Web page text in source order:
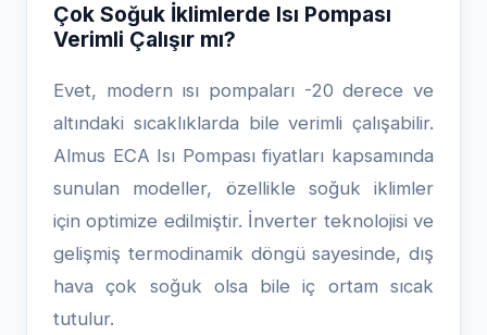
Çok Soğuk İklimlerde Isı Pompası
Verimli Çalışır mı?
Evet, modern ısı pompaları -20 derece ve
altındaki sıcaklıklarda bile verimli çalışabilir.
Almus ECA Isı Pompası fiyatları kapsamında
sunulan modeller, özellikle soğuk iklimler
için optimize edilmiştir. İnverter teknolojisi ve
gelişmiş termodinamik döngü sayesinde, dış
hava çok soğuk olsa bile iç ortam sıcak
tutulur.